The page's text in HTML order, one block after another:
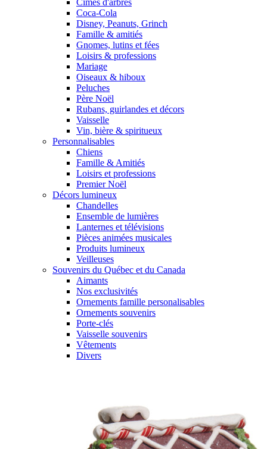
Cimes d'arbres
Coca-Cola
Disney, Peanuts, Grinch
Famille & amitiés
Gnomes, lutins et fées
Loisirs & professions
Mariage
Oiseaux & hiboux
Peluches
Père Noël
Rubans, guirlandes et décors
Vaisselle
Vin, bière & spiritueux
Personnalisables
Chiens
Famille & Amitiés
Loisirs et professions
Premier Noël
Décors lumineux
Chandelles
Ensemble de lumières
Lanternes et télévisions
Pièces animées musicales
Produits lumineux
Veilleuses
Souvenirs du Québec et du Canada
Aimants
Nos exclusivités
Ornements famille personalisables
Ornements souvenirs
Porte-clés
Vaisselle souvenirs
Vêtements
Divers